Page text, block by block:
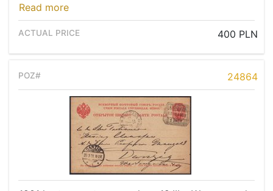
Read more
400 PLN
24864